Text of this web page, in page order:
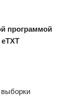
программой
выборки